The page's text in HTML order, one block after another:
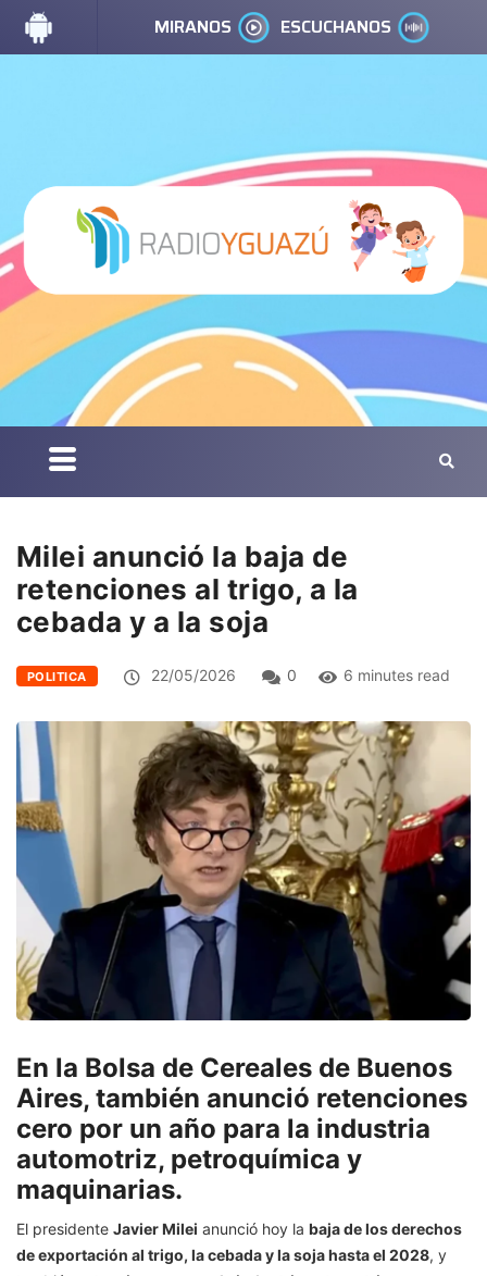
MIRANOS ESCUCHANOS
Milei anunció la baja de
retenciones al trigo, a la
cebada y a la soja
POLITICA 22/05/2026 0 6 minutes read
En la Bolsa de Cereales de Buenos
Aires, también anunció retenciones
cero por un año para la industria
automotriz, petroquímica y
maquinarias.
El presidente Javier Milei anunció hoy la baja de los derechos
de exportación al trigo, la cebada y la soja hasta el 2028, y